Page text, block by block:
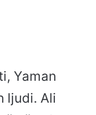
Yaman
ljudi. Ali